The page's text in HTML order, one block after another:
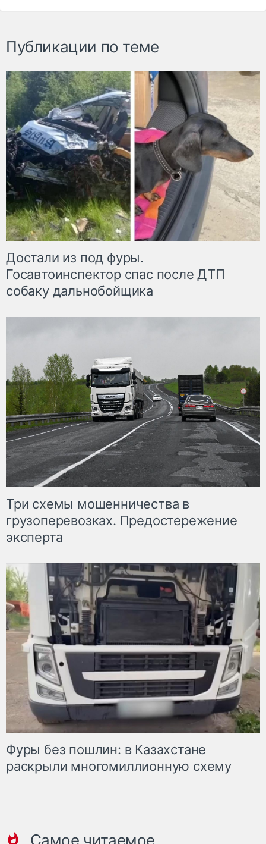
Публикации по теме
Достали из под фуры.
Госавтоинспектор спас после ДТП
собаку дальнобойщика
Три схемы мошенничества в
грузоперевозках. Предостережение
эксперта
Фуры без пошлин: в Казахстане
раскрыли многомиллионную схему
Самое читаемое